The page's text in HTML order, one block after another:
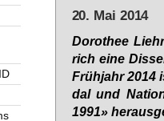
20. Mai 2014
Do­ro­thee
rich ei­ne
Früh­jahr 2014
dal und
1991»